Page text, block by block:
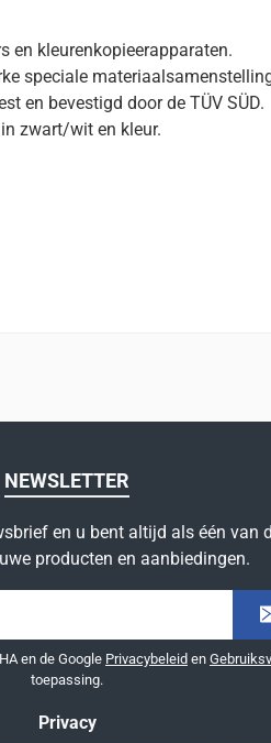
en kleurenkopieerapparaten.
speciale
en bevestigd door de TÜV SÜD.
zwart/wit en kleur.
NEWSLETTER
en u bent altijd als één van
producten en aanbiedingen.
en de Google Privacybeleid en
toepassing.
Privacy